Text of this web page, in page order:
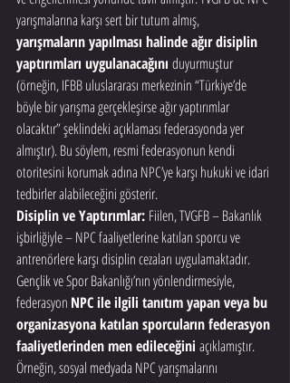
yarışmalarına karşı sert bir tutum almış,
yarışmaların yapılması halinde ağır disiplin
yaptırımları uygulanacağını duyurmuştur
(örneğin, IFBB uluslararası merkezinin “Türkiye’de
böyle bir yarışma gerçekleşirse ağır yaptırımlar
olacaktır” şeklindeki açıklaması federasyonda yer
almıştır). Bu söylem, resmi federasyonun kendi
otoritesini korumak adına NPC’ye karşı hukuki ve idari
tedbirler alabileceğini gösterir.
Disiplin ve Yaptırımlar: Fiilen, TVGFB – Bakanlık
işbirliğiyle – NPC faaliyetlerine katılan sporcu ve
antrenörlere karşı disiplin cezaları uygulamaktadır.
Gençlik ve Spor Bakanlığı’nın yönlendirmesiyle,
federasyon NPC ile ilgili tanıtım yapan veya bu
organizasyona katılan sporcuların federasyon
faaliyetlerinden men edileceğini açıklamıştır.
Örneğin, sosyal medyada NPC yarışmalarını